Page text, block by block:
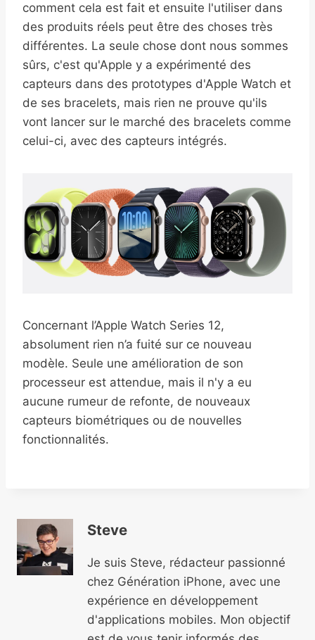
comment cela est fait et ensuite l'utiliser dans
des produits réels peut être des choses très
différentes. La seule chose dont nous sommes
sûrs, c'est qu'Apple y a expérimenté des
capteurs dans des prototypes d'Apple Watch et
de ses bracelets, mais rien ne prouve qu'ils
vont lancer sur le marché des bracelets comme
celui-ci, avec des capteurs intégrés.
Concernant l’Apple Watch Series 12,
absolument rien n’a fuité sur ce nouveau
modèle. Seule une amélioration de son
processeur est attendue, mais il n'y a eu
aucune rumeur de refonte, de nouveaux
capteurs biométriques ou de nouvelles
fonctionnalités.
Steve
Je suis Steve, rédacteur passionné
chez Génération iPhone, avec une
expérience en développement
d'applications mobiles. Mon objectif